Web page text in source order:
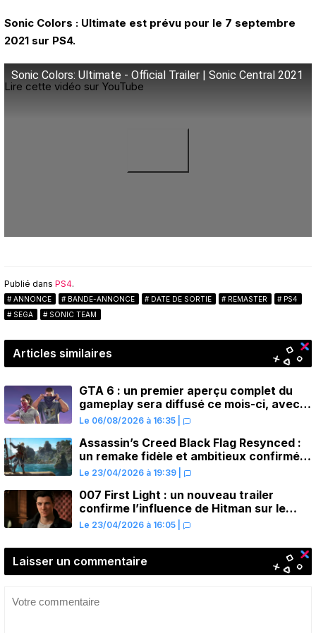
Sonic Colors : Ultimate est prévu pour le 7 septembre
2021 sur PS4.
Sonic Colors: Ultimate - Official Trailer | Sonic Central 2021
Lire cette vidéo sur YouTube
Publié dans PS4.
ANNONCE BANDE-ANNONCE DATE DE SORTIE REMASTER
PS4
SEGA
SONIC TEAM
Articles similaires
GTA 6 : un premier aperçu complet du
gameplay sera diffusé ce mois-ci, avec
une avant-première sur Netflix
Le 06/08/2026 à 16:35
Assassin’s Creed Black Flag Resynced :
un remake fidèle et ambitieux confirmé
pour juillet sur PS5
Le 23/04/2026 à 19:39
007 First Light : un nouveau trailer
confirme l’influence de Hitman sur le
gameplay
Le 23/04/2026 à 16:05
Laisser un commentaire